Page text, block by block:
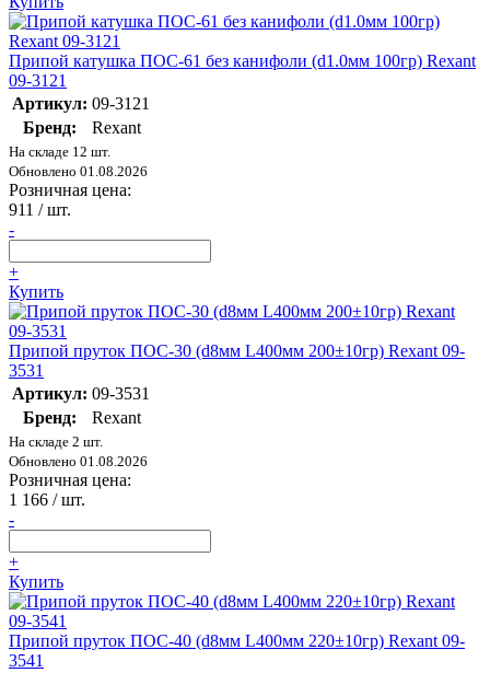
Припой катушка ПОС-61 без канифоли (d1.0мм 100гр) Rexant
09-3121
Артикул: 09-3121
Бренд:
Rexant
На складе 12 шт.
Обновлено 01.08.2026
Розничная цена:
911 / шт.
-
+
Купить
Припой пруток ПОС-30 (d8мм L400мм 200±10гр) Rexant 09-
3531
Артикул: 09-3531
Бренд:
Rexant
На складе 2 шт.
Обновлено 01.08.2026
Розничная цена:
1 166 / шт.
-
+
Купить
Припой пруток ПОС-40 (d8мм L400мм 220±10гр) Rexant 09-
3541